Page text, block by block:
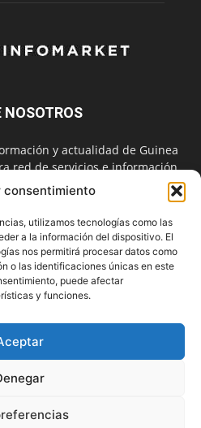
consentimiento
utilizamos tecnologías como las
a la información del dispositivo. El
nos permitirá procesar datos como
o las identificaciones únicas en este
puede afectar
y funciones.
NOSOTROS
y actualidad de Guinea
red de servicios e información
las redes sociales.
Asóciate